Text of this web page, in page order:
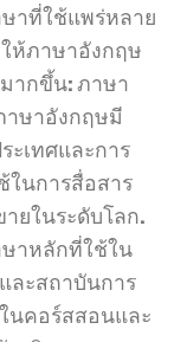
าที่ใช้แพร่หลาย
ห้ภาษาอังกฤษ
ากขึ้น: ภาษา
าษาอังกฤษมี
เทศและการ
ในการสื่อสาร
ยในระดับโลก.
ษาหลักที่ใช้ใน
ละสถาบันการ
นคอร์สสอนและ